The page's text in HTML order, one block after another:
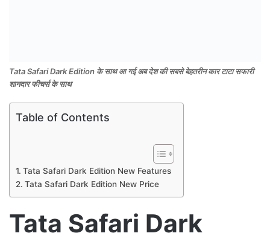
Tata Safari Dark Edition के साथ आ गई अब देश की सबसे बेहतरीन कार टाटा सफारी
शानदार फीचर्स के साथ
Table of Contents
Tata Safari Dark Edition New Features
Tata Safari Dark Edition New Price
Tata Safari Dark